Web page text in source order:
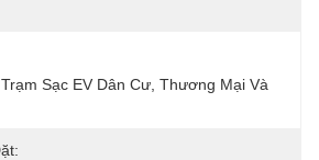
Sạc EV Dân Cư, Thương Mại Và